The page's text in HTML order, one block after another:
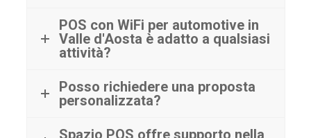
POS con WiFi per automotive in
Valle d'Aosta è adatto a qualsiasi
attività?
Posso richiedere una proposta
personalizzata?
Spazio POS offre supporto nella